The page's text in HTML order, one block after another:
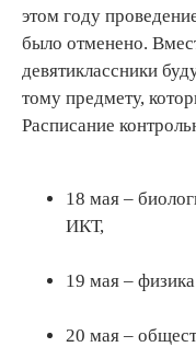
этом году
было отменено.
девятиклассники
тому предмету,
Расписание
18 мая –
ИКТ,
19 мая –
20 мая –